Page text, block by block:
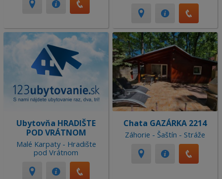
Ubytovňa HRADIŠTE
POD VRÁTNOM
Malé Karpaty - Hradište
pod Vrátnom
Chata GAZÁRKA 2214
Záhorie - Šaštín - Stráže